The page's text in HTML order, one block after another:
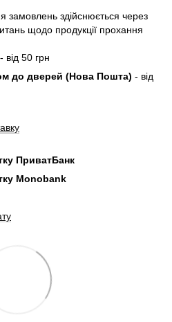
замовлень здійснюється через
щодо продукції прохання
- від 50 грн
до дверей (Нова Пошта) - від
ПриватБанк
Monobank